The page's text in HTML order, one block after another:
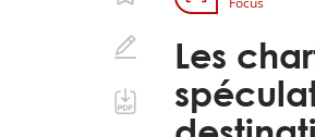
Les